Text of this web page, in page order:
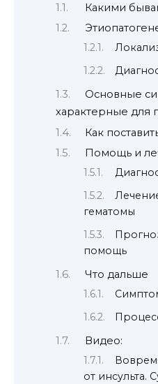
Какими
Основные
характерные для
Как
Помощь и
гематомы
помощь
Что дальше
Видео:
от инсульта.